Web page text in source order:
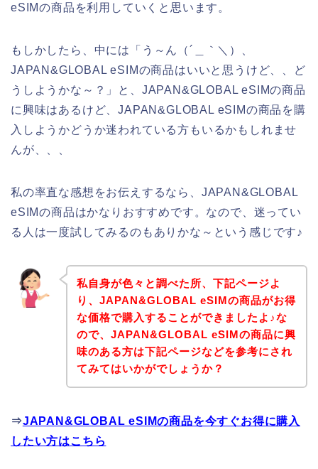
eSIMの商品を利用していくと思います。
もしかしたら、中には「う～ん（´＿｀＼）、
JAPAN&GLOBAL eSIMの商品はいいと思うけど、、ど
うしようかな～？」と、JAPAN&GLOBAL eSIMの商品
に興味はあるけど、JAPAN&GLOBAL eSIMの商品を購
入しようかどうか迷われている方もいるかもしれませ
んが、、、
私の率直な感想をお伝えするなら、JAPAN&GLOBAL
eSIMの商品はかなりおすすめです。なので、迷ってい
る人は一度試してみるのもありかな～という感じです♪
私自身が色々と調べた所、下記ページよ
り、JAPAN&GLOBAL eSIMの商品がお得
な価格で購入することができましたよ♪な
ので、JAPAN&GLOBAL eSIMの商品に興
味のある方は下記ページなどを参考にされ
てみてはいかがでしょうか？
⇒JAPAN&GLOBAL eSIMの商品を今すぐお得に購入
したい方はこちら